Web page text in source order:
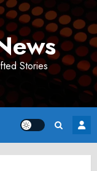
Stories